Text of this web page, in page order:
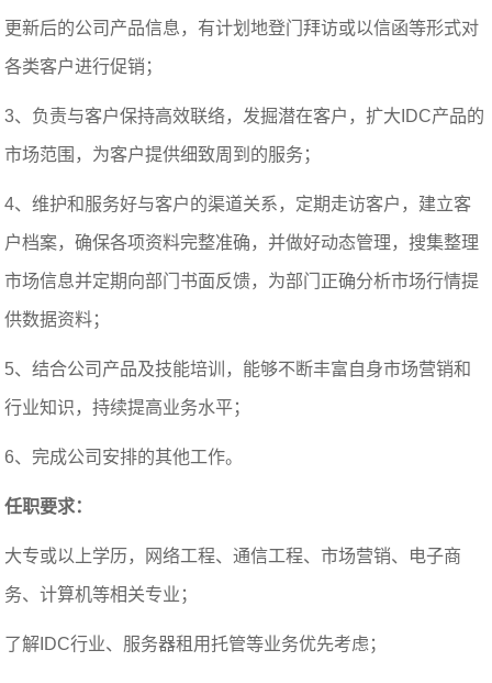
更新后的公司产品信息，有计划地登门拜访或以信函等形式对
各类客户进行促销；
3、负责与客户保持高效联络，发掘潜在客户，扩大IDC产品的
市场范围，为客户提供细致周到的服务；
4、维护和服务好与客户的渠道关系，定期走访客户，建立客
户档案，确保各项资料完整准确，并做好动态管理，搜集整理
市场信息并定期向部门书面反馈，为部门正确分析市场行情提
供数据资料；
5、结合公司产品及技能培训，能够不断丰富自身市场营销和
行业知识，持续提高业务水平；
6、完成公司安排的其他工作。
任职要求：
大专或以上学历，网络工程、通信工程、市场营销、电子商
务、计算机等相关专业；
了解IDC行业、服务器租用托管等业务优先考虑；